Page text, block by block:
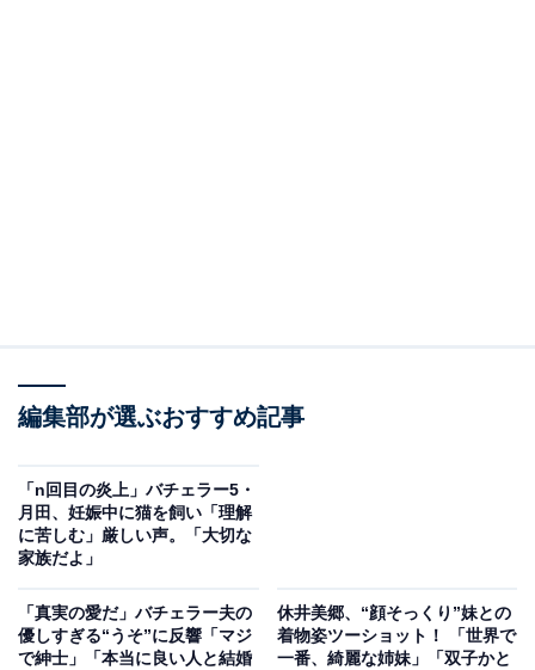
編集部が選ぶおすすめ記事
「n回目の炎上」バチェラー5・
月田、妊娠中に猫を飼い「理解
に苦しむ」厳しい声。「大切な
家族だよ」
「真実の愛だ」バチェラー夫の
優しすぎる“うそ”に反響「マジ
で紳士」「本当に良い人と結婚
休井美郷、“顔そっくり”妹との
着物姿ツーショット！ 「世界で
一番、綺麗な姉妹」「双子かと